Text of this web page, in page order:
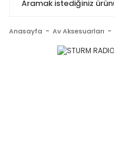
Anasayfa Av Aksesuarları